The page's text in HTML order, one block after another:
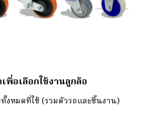
อเลือกใช้งานลูกล้อ
หมดที่ใช้ (รวมตัวรถและชิ้นงาน)